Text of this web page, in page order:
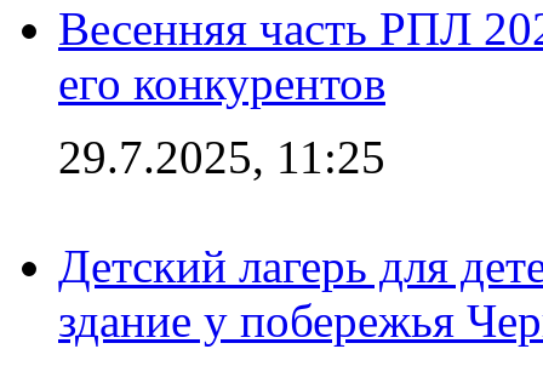
Весенняя часть РПЛ
его конкурентов
29.7.2025, 11:25
Детский лагерь для
здание у побережья